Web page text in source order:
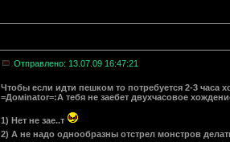
Отправлено: 13.07.09 16:47:21
Чтобы если идти пешком то потребуется 2-3 часа
=Домinator=:А тебя не заебет двухчасовое
1) Нет не зае..т
2) А не надо однообразны отстрел монстров